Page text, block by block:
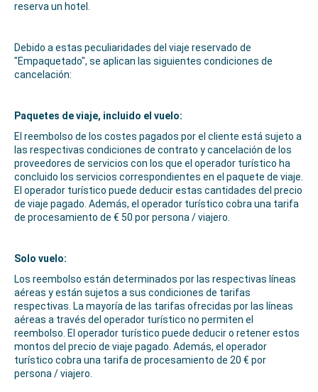
reserva un hotel.
Debido a estas peculiaridades del viaje reservado de
"Empaquetado", se aplican las siguientes condiciones de
cancelación:
Paquetes de viaje, incluido el vuelo:
El reembolso de los costes pagados por el cliente está sujeto a
las respectivas condiciones de contrato y cancelación de los
proveedores de servicios con los que el operador turístico ha
concluido los servicios correspondientes en el paquete de viaje.
El operador turístico puede deducir estas cantidades del precio
de viaje pagado. Además, el operador turístico cobra una tarifa
de procesamiento de € 50 por persona / viajero.
Solo vuelo:
Los reembolso están determinados por las respectivas líneas
aéreas y están sujetos a sus condiciones de tarifas
respectivas. La mayoría de las tarifas ofrecidas por las líneas
aéreas a través del operador turístico no permiten el
reembolso. El operador turístico puede deducir o retener estos
montos del precio de viaje pagado. Además, el operador
turístico cobra una tarifa de procesamiento de 20 € por
persona / viajero.